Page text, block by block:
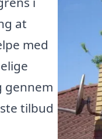
at
med
gennem
tilbud